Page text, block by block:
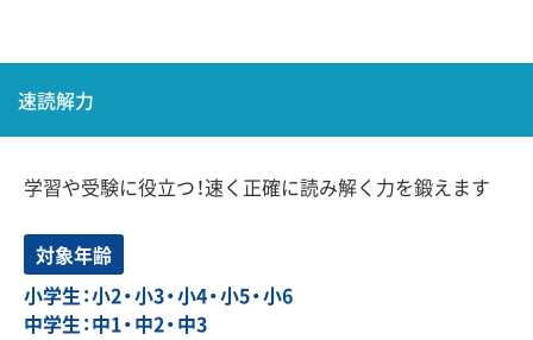
速読解力
学習や受験に役立つ！速く正確に読み解く力を鍛えます
対象年齢
小学生：小2・小3・小4・小5・小6
中学生：中1・中2・中3